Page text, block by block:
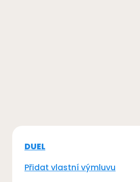
DUEL
Přidat vlastní výmluvu